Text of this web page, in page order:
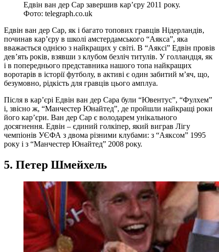
Едвін ван дер Сар завершив кар’єру 2011 року.
Фото: telegraph.co.uk
Едвін ван дер Сар, як і багато топових гравців Нідерландів,
починав кар’єру в школі амстердамського “Аякса”, яка
вважається однією з найкращих у світі. В “Аяксі” Едвін провів
дев’ять років, взявши з клубом безліч титулів. У голландця, як
і в попереднього представника нашого топа найкращих
воротарів в історії футболу, в активі є один забитий м’яч, що,
безумовно, рідкість для гравців цього амплуа.
Після в кар’єрі Едвін ван дер Сара були “Ювентус”, “Фулхем”
і, звісно ж, “Манчестер Юнайтед”, де пройшли найкращі роки
його кар’єри. Ван дер Сар є володарем унікального
досягнення. Едвін – єдиний голкіпер, який виграв Лігу
чемпіонів УЄФА з двома різними клубами: з “Аяксом” 1995
року і з “Манчестер Юнайтед” 2008 року.
5. Петер Шмейхель